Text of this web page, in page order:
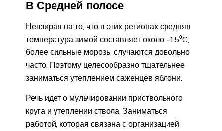
В Средней полосе
Невзирая на то, что в этих регионах средняя
температура зимой составляет около -15⁰C,
более сильные морозы случаются довольно
часто. Поэтому целесообразно тщательнее
заниматься утеплением саженцев яблони.
Речь идет о мульчировании приствольного
круга и утеплении ствола. Заниматься
работой, которая связана с организацией